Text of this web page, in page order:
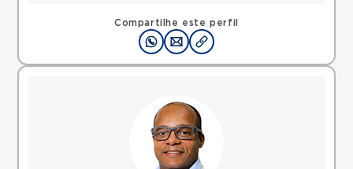
Compartilhe este perfil